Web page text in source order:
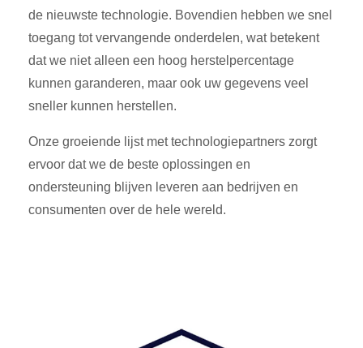
de nieuwste technologie. Bovendien hebben we snel
toegang tot vervangende onderdelen, wat betekent
dat we niet alleen een hoog herstelpercentage
kunnen garanderen, maar ook uw gegevens veel
sneller kunnen herstellen.
Onze groeiende lijst met technologiepartners zorgt
ervoor dat we de beste oplossingen en
ondersteuning blijven leveren aan bedrijven en
consumenten over de hele wereld.